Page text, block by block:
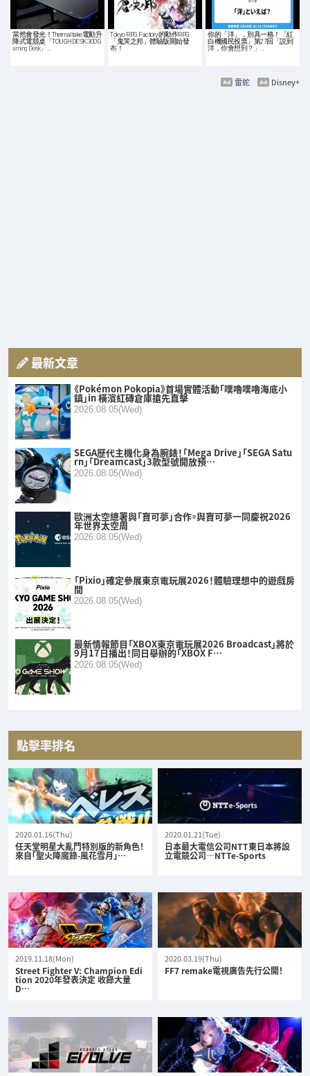
當然會發光！Thermaltake電動升
降式電競桌「TOUGHDESK 300 G
aming Desk」…
Tokyo RPG Factory的動作RPG
「鬼哭之邦」體驗版開始發
布！
你的「洋」，別具一格！「紅
白機國民投票」第27回「説到
洋，你會想到？」…
Disney+
雷蛇
最新文章
《Pokémon Pokopia》首場實體活動「噗嚕噗嚕海底小
鎮」in 橫濱紅磚倉庫搶先直擊
2026.08.05(Wed)
SEGA歷代主機化身為腕錶！「Mega Drive」「SEGA Satu
rn」「Dreamcast」3款型號開放預…
2026.08.05(Wed)
歐洲太空總署與「寶可夢」合作。與寶可夢一同慶祝2026
年世界太空周
2026.08.05(Wed)
「Pixio」確定參展東京電玩展2026！體驗理想中的遊戲房
間
2026.08.05(Wed)
最新情報節目「XBOX東京電玩展2026 Broadcast」將於
9月17日播出！同日舉辦的「XBOX F…
2026.08.05(Wed)
點擊率排名
2020.01.16(Thu)
任天堂明星大亂鬥特別版的新角色！
來自「聖火降魔錄-風花雪月」…
2020.01.21(Tue)
日本最大電信公司NTT東日本將設
立電競公司—NTTe-Sports
2019.11.18(Mon)
Street Fighter V: Champion Edi
tion 2020年發表決定 收錄大量
D…
2020.03.19(Thu)
FF7 remake電視廣告先行公開！